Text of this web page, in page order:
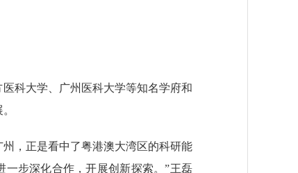
科大学、广州医科大学等知名学府和
，正是看中了粤港澳大湾区的科研能
步深化合作，开展创新探索。”王磊